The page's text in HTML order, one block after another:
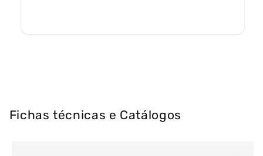
Fichas técnicas e Catálogos